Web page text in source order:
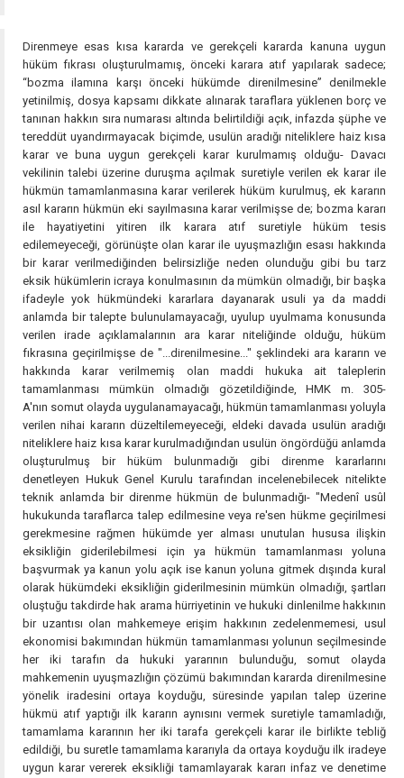
Direnmeye esas kısa kararda ve gerekçeli kararda kanuna uygun
hüküm fıkrası oluşturulmamış, önceki karara atıf yapılarak sadece;
“bozma ilamına karşı önceki hükümde direnilmesine” denilmekle
yetinilmiş, dosya kapsamı dikkate alınarak taraflara yüklenen borç ve
tanınan hakkın sıra numarası altında belirtildiği açık, infazda şüphe ve
tereddüt uyandırmayacak biçimde, usulün aradığı niteliklere haiz kısa
karar ve buna uygun gerekçeli karar kurulmamış olduğu- Davacı
vekilinin talebi üzerine duruşma açılmak suretiyle verilen ek karar ile
hükmün tamamlanmasına karar verilerek hüküm kurulmuş, ek kararın
asıl kararın hükmün eki sayılmasına karar verilmişse de; bozma kararı
ile hayatiyetini yitiren ilk karara atıf suretiyle hüküm tesis
edilemeyeceği, görünüşte olan karar ile uyuşmazlığın esası hakkında
bir karar verilmediğinden belirsizliğe neden olunduğu gibi bu tarz
eksik hükümlerin icraya konulmasının da mümkün olmadığı, bir başka
ifadeyle yok hükmündeki kararlara dayanarak usuli ya da maddi
anlamda bir talepte bulunulamayacağı, uyulup uyulmama konusunda
verilen irade açıklamalarının ara karar niteliğinde olduğu, hüküm
fıkrasına geçirilmişse de "...direnilmesine..." şeklindeki ara kararın ve
hakkında karar verilmemiş olan maddi hukuka ait taleplerin
tamamlanması mümkün olmadığı gözetildiğinde, HMK m. 305-
A'nın somut olayda uygulanamayacağı, hükmün tamamlanması yoluyla
verilen nihai kararın düzeltilemeyeceği, eldeki davada usulün aradığı
niteliklere haiz kısa karar kurulmadığından usulün öngördüğü anlamda
oluşturulmuş bir hüküm bulunmadığı gibi direnme kararlarını
denetleyen Hukuk Genel Kurulu tarafından incelenebilecek nitelikte
teknik anlamda bir direnme hükmün de bulunmadığı- "Medenî usûl
hukukunda taraflarca talep edilmesine veya re'sen hükme geçirilmesi
gerekmesine rağmen hükümde yer alması unutulan hususa ilişkin
eksikliğin giderilebilmesi için ya hükmün tamamlanması yoluna
başvurmak ya kanun yolu açık ise kanun yoluna gitmek dışında kural
olarak hükümdeki eksikliğin giderilmesinin mümkün olmadığı, şartları
oluştuğu takdirde hak arama hürriyetinin ve hukuki dinlenilme hakkının
bir uzantısı olan mahkemeye erişim hakkının zedelenmemesi, usul
ekonomisi bakımından hükmün tamamlanması yolunun seçilmesinde
her iki tarafın da hukuki yararının bulunduğu, somut olayda
mahkemenin uyuşmazlığın çözümü bakımından kararda direnilmesine
yönelik iradesini ortaya koyduğu, süresinde yapılan talep üzerine
hükmü atıf yaptığı ilk kararın aynısını vermek suretiyle tamamladığı,
tamamlama kararının her iki tarafa gerekçeli karar ile birlikte tebliğ
edildiği, bu suretle tamamlama kararıyla da ortaya koyduğu ilk iradeye
uygun karar vererek eksikliği tamamlayarak kararı infaz ve denetime